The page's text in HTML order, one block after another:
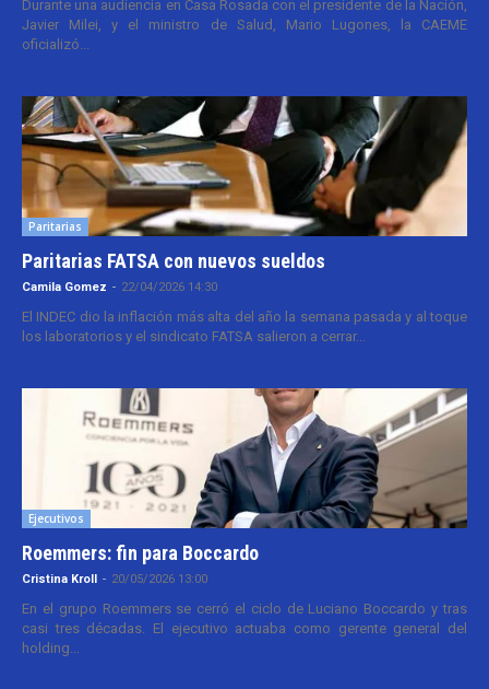
Durante una audiencia en Casa Rosada con el presidente de la Nación,
Javier Milei, y el ministro de Salud, Mario Lugones, la CAEME
oficializó...
Paritarias
Paritarias FATSA con nuevos sueldos
Camila Gomez - 22/04/2026 14:30
El INDEC dio la inflación más alta del año la semana pasada y al toque
los laboratorios y el sindicato FATSA salieron a cerrar...
Ejecutivos
Roemmers: fin para Boccardo
Cristina Kroll - 20/05/2026 13:00
En el grupo Roemmers se cerró el ciclo de Luciano Boccardo y tras
casi tres décadas. El ejecutivo actuaba como gerente general del
holding...